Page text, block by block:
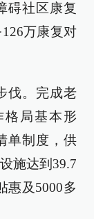
碍社区康复
万康复对
伐。完成老
局基本形
单制度，供
施达到39.7
惠及5000多